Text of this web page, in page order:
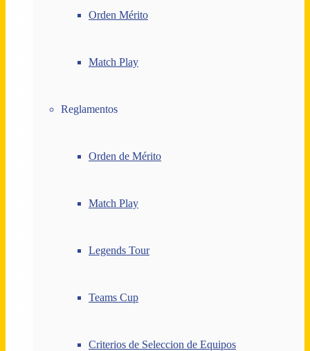
Orden Mérito
Match Play
Reglamentos
Orden de Mérito
Match Play
Legends Tour
Teams Cup
Criterios de Seleccion de Equipos